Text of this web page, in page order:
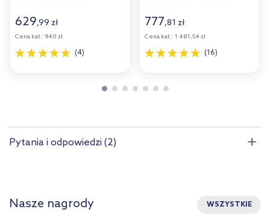
629,99 zł
Cena kat.: 940 zł
(4)
777,81 zł
Cena kat.: 1 481,54 zł
(16)
Pytania i odpowiedzi (2)
Nasze nagrody WSZYSTKIE